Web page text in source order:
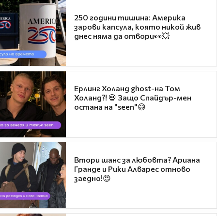
250 години тишина: Америка
зарови капсула, която никой жив
днес няма да отвори👀💥
Ерлинг Холанд ghost-на Том
Холанд?! 💀 Защо Спайдър-мен
остана на "seen"😅
Втори шанс за любовта? Ариана
Гранде и Рики Алварес отново
заедно!😍